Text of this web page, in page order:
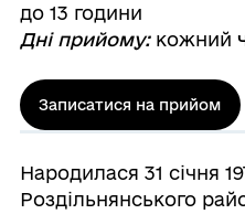
до 13 години
Дні прийому: кожний
Записатися на прийом
Народилася 31 січня
Роздільнянського